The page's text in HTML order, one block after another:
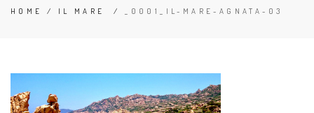
HOME / IL MARE / _0001_IL-MARE-AGNATA-03